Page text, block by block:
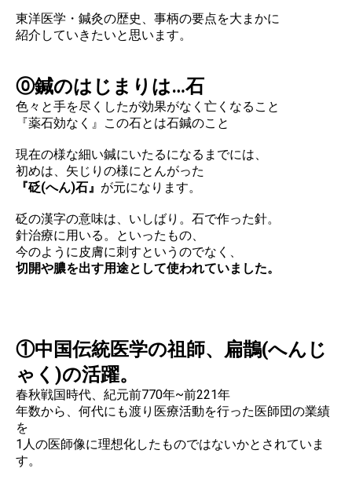
東洋医学・鍼灸の歴史、事柄の要点を大まかに
紹介していきたいと思います。
⓪鍼のはじまりは…石
色々と手を尽くしたが効果がなく亡くなること
『薬石効なく』この石とは石鍼のこと
現在の様な細い鍼にいたるになるまでには、
初めは、矢じりの様にとんがった
『砭​(へん)石』 が元になります。​
砭の漢字の意味は、いしばり。石で作った針。
針治療に用いる。といったもの、
今のように皮膚に刺すというのでなく、
切開や膿を出す用途として使われていました。
①中国伝統医学の祖師、扁鵲(へんじ
ゃく)の活躍。
春秋戦国時代、紀元前770年~前221年
年数から、何代にも渡り医療活動を行った医師団の業績
を
1人の医師像に理想化したものではないかとされていま
す。